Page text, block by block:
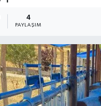
4
PAYLAŞIM